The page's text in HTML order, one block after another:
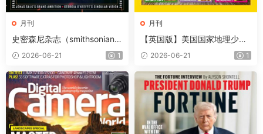
月刊
史密森尼杂志（smithsonian）
2026年夏季刊
2026-06-21 1
月刊
【英国版】美国国家地理少儿
版（National Geographic Kid
s）第257期
2026-06-21 1